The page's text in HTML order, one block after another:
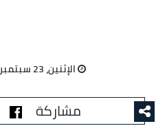
الإثنين، 23 سبتمبر 2024 06:10 م
مشاركة